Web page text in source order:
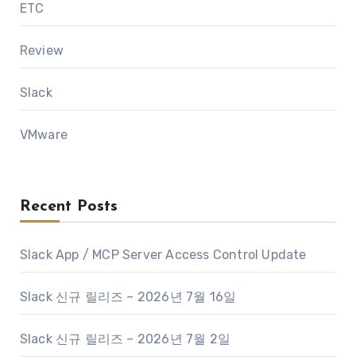
ETC
Review
Slack
VMware
Recent Posts
Slack App / MCP Server Access Control Update
Slack 신규 릴리즈 – 2026년 7월 16일
Slack 신규 릴리즈 – 2026년 7월 2일